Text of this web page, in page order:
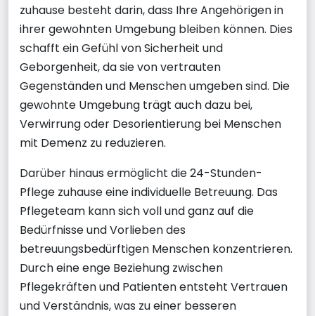
zuhause besteht darin, dass Ihre Angehörigen in
ihrer gewohnten Umgebung bleiben können. Dies
schafft ein Gefühl von Sicherheit und
Geborgenheit, da sie von vertrauten
Gegenständen und Menschen umgeben sind. Die
gewohnte Umgebung trägt auch dazu bei,
Verwirrung oder Desorientierung bei Menschen
mit Demenz zu reduzieren.
Darüber hinaus ermöglicht die 24-Stunden-
Pflege zuhause eine individuelle Betreuung. Das
Pflegeteam kann sich voll und ganz auf die
Bedürfnisse und Vorlieben des
betreuungsbedürftigen Menschen konzentrieren.
Durch eine enge Beziehung zwischen
Pflegekräften und Patienten entsteht Vertrauen
und Verständnis, was zu einer besseren